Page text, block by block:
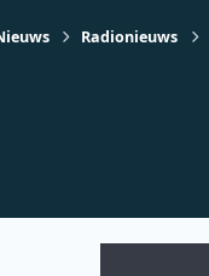
Radionieuws